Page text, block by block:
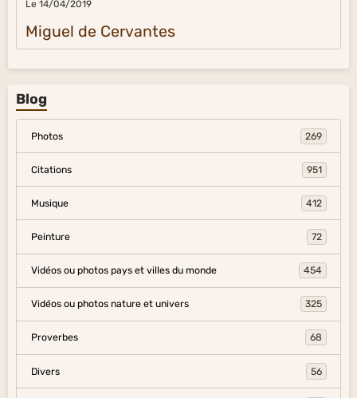
Le 14/04/2019
Miguel de Cervantes
Blog
Photos 269
Citations 951
Musique 412
Peinture 72
Vidéos ou photos pays et villes du monde 454
Vidéos ou photos nature et univers 325
Proverbes 68
Divers 56